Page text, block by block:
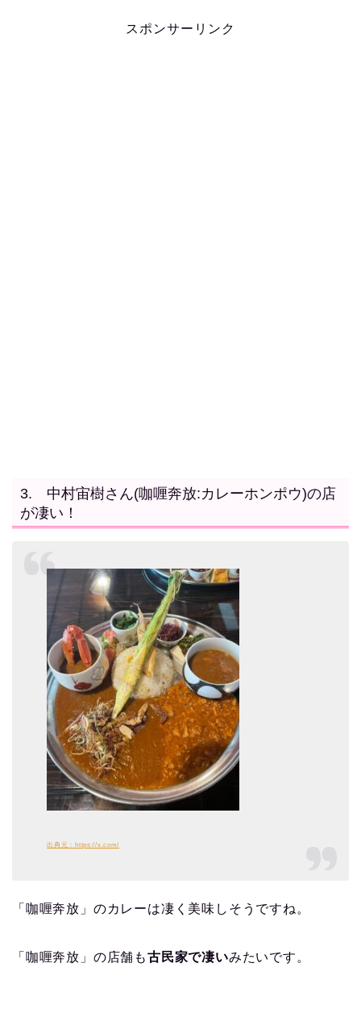
スポンサーリンク
3. 中村宙樹さん(咖喱奔放:カレーホンポウ)の店
が凄い！
出典元：https://x.com/
「咖喱奔放」のカレーは凄く美味しそうですね。
「咖喱奔放」の店舗も古民家で凄いみたいです。